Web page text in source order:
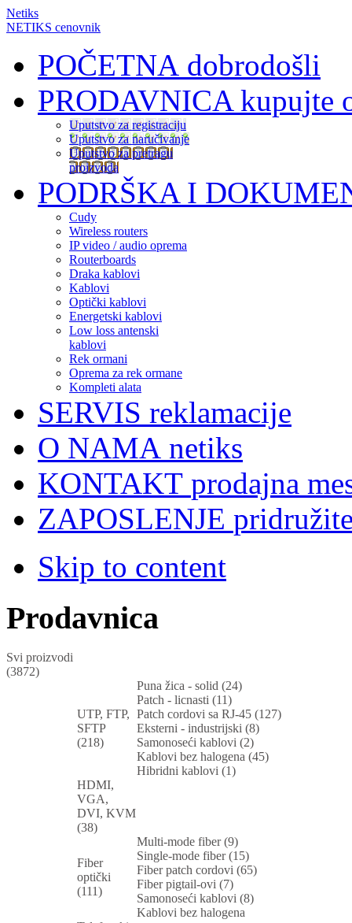
Netiks
NETIKS cenovnik
POČETNA dobrodošli
PRODAVNICAkupujte
Uputstvo za registraciju
Uputstvo za naručivanje
Uputstvo za pretragu
proizvoda
PODRŠKA I
Cudy
Wireless routers
IP video / audio oprema
Routerboards
Draka kablovi
Kablovi
Optički kablovi
Energetski kablovi
Low loss antenski
kablovi
Rek ormani
Oprema za rek ormane
Kompleti alata
SERVIS reklamacije
O NAMA netiks
KONTAKT prodajna
ZAPOSLENJE
Skip to content
Prodavnica
Svi proizvodi
(3872)
UTP, FTP,
SFTP
(218)
Puna žica - solid (24)
Patch - licnasti (11)
Patch cordovi sa RJ-45 (127)
Eksterni - industrijski (8)
Samonoseći kablovi (2)
Kablovi bez halogena (45)
Hibridni kablovi (1)
HDMI,
VGA,
DVI, KVM
(38)
Fiber
optički
(111)
Multi-mode fiber (9)
Single-mode fiber (15)
Fiber patch cordovi (65)
Fiber pigtail-ovi (7)
Samonoseći kablovi (8)
Kablovi bez halogena